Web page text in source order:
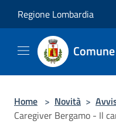
Regione Lombardia
Home > Novità >
Caregiver Bergamo - Il